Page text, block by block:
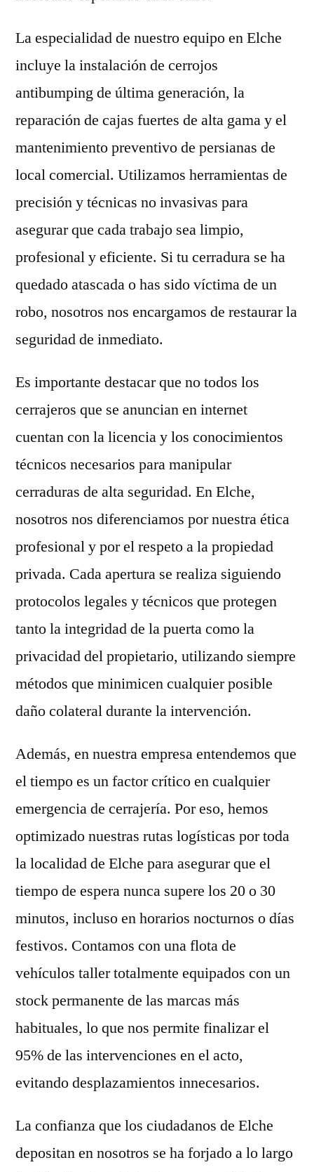
La especialidad de nuestro equipo en Elche
incluye la instalación de cerrojos
antibumping de última generación, la
reparación de cajas fuertes de alta gama y el
mantenimiento preventivo de persianas de
local comercial. Utilizamos herramientas de
precisión y técnicas no invasivas para
asegurar que cada trabajo sea limpio,
profesional y eficiente. Si tu cerradura se ha
quedado atascada o has sido víctima de un
robo, nosotros nos encargamos de restaurar la
seguridad de inmediato.
Es importante destacar que no todos los
cerrajeros que se anuncian en internet
cuentan con la licencia y los conocimientos
técnicos necesarios para manipular
cerraduras de alta seguridad. En Elche,
nosotros nos diferenciamos por nuestra ética
profesional y por el respeto a la propiedad
privada. Cada apertura se realiza siguiendo
protocolos legales y técnicos que protegen
tanto la integridad de la puerta como la
privacidad del propietario, utilizando siempre
métodos que minimicen cualquier posible
daño colateral durante la intervención.
Además, en nuestra empresa entendemos que
el tiempo es un factor crítico en cualquier
emergencia de cerrajería. Por eso, hemos
optimizado nuestras rutas logísticas por toda
la localidad de Elche para asegurar que el
tiempo de espera nunca supere los 20 o 30
minutos, incluso en horarios nocturnos o días
festivos. Contamos con una flota de
vehículos taller totalmente equipados con un
stock permanente de las marcas más
habituales, lo que nos permite finalizar el
95% de las intervenciones en el acto,
evitando desplazamientos innecesarios.
La confianza que los ciudadanos de Elche
depositan en nosotros se ha forjado a lo largo